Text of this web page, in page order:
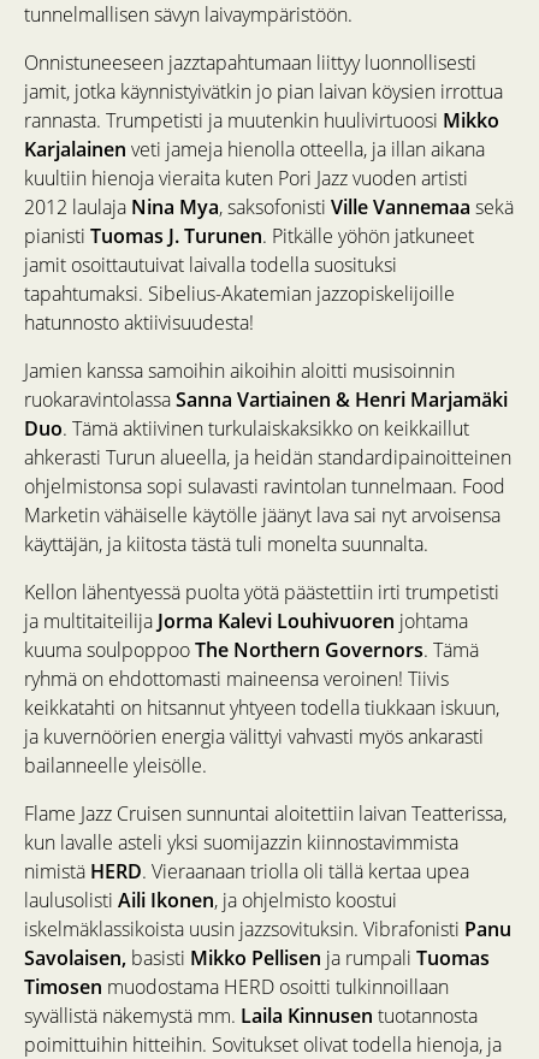
tunnelmallisen sävyn laivaympäristöön.
Onnistuneeseen jazztapahtumaan liittyy luonnollisesti
jamit, jotka käynnistyivätkin jo pian laivan köysien irrottua
rannasta. Trumpetisti ja muutenkin huulivirtuoosi Mikko
Karjalainen veti jameja hienolla otteella, ja illan aikana
kuultiin hienoja vieraita kuten Pori Jazz vuoden artisti
2012 laulaja Nina Mya, saksofonisti Ville Vannemaa sekä
pianisti Tuomas J. Turunen. Pitkälle yöhön jatkuneet
jamit osoittautuivat laivalla todella suosituksi
tapahtumaksi. Sibelius-Akatemian jazzopiskelijoille
hatunnosto aktiivisuudesta!
Jamien kanssa samoihin aikoihin aloitti musisoinnin
ruokaravintolassaSanna Vartiainen & Henri Marjamäki
Duo. Tämä aktiivinen turkulaiskaksikko on keikkaillut
ahkerasti Turun alueella, ja heidän standardipainoitteinen
ohjelmistonsa sopi sulavasti ravintolan tunnelmaan. Food
Marketin vähäiselle käytölle jäänyt lava sai nyt arvoisensa
käyttäjän, ja kiitosta tästä tuli monelta suunnalta.
Kellon lähentyessä puolta yötä päästettiin irti trumpetisti
ja multitaiteilija Jorma Kalevi Louhivuoren johtama
kuuma soulpoppooThe Northern Governors. Tämä
ryhmä on ehdottomasti maineensa veroinen! Tiivis
keikkatahti on hitsannut yhtyeen todella tiukkaan iskuun,
ja kuvernöörien energia välittyi vahvasti myös ankarasti
bailanneelle yleisölle.
Flame Jazz Cruisen sunnuntai aloitettiin laivan Teatterissa,
kun lavalle asteli yksi suomijazzin kiinnostavimmista
nimistä HERD. Vieraanaan triolla oli tällä kertaa upea
laulusolisti Aili Ikonen, ja ohjelmisto koostui
iskelmäklassikoista uusin jazzsovituksin. Vibrafonisti Panu
Savolaisen, basisti Mikko Pellisen ja rumpali Tuomas
Timosen muodostama HERD osoitti tulkinnoillaan
syvällistä näkemystä mm. Laila Kinnusen tuotannosta
poimittuihin hitteihin. Sovitukset olivat todella hienoja, ja